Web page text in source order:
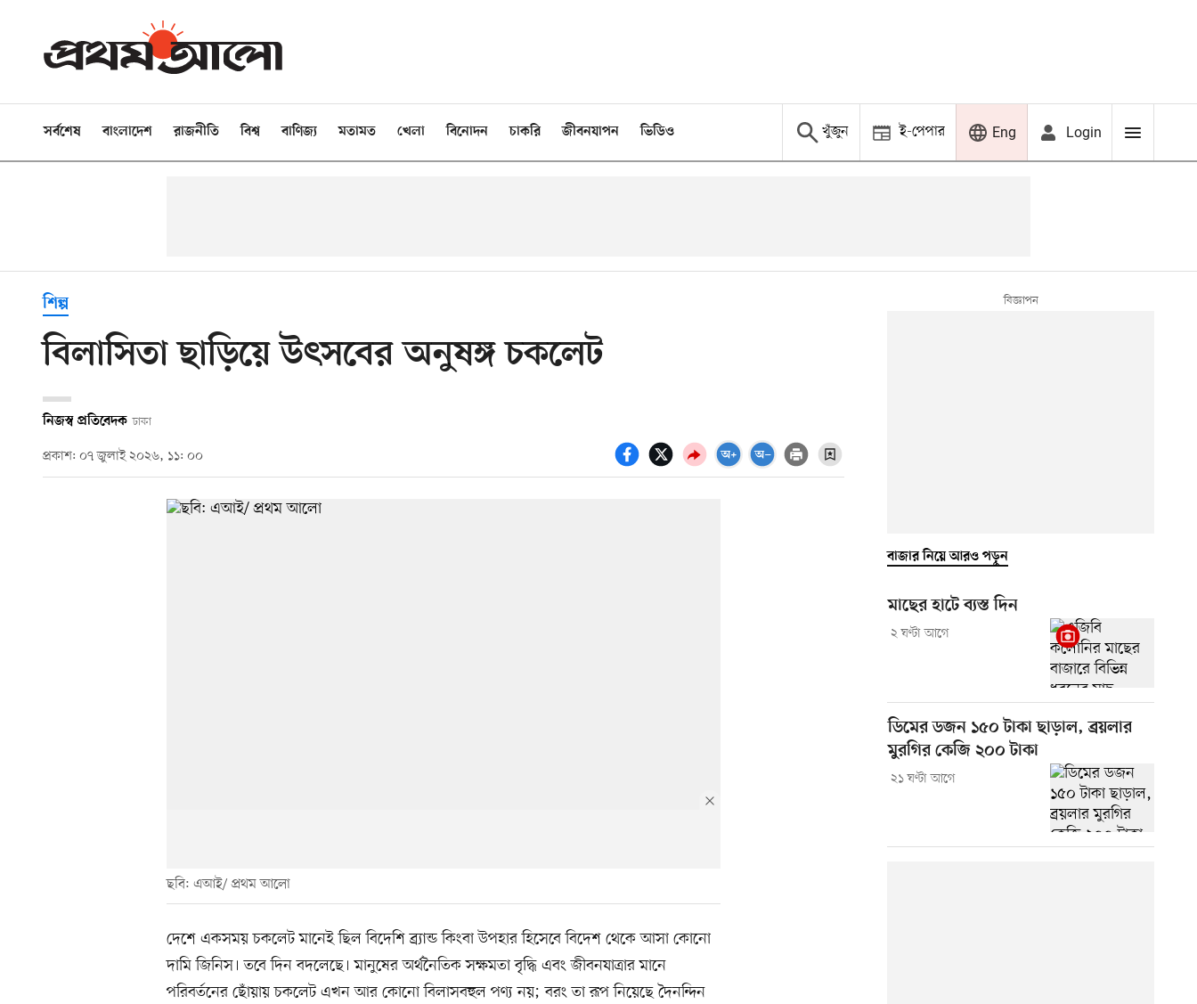
সর্বশেষ বাংলাদেশ রাজনীতি বিশ্ব বাণিজ্য মতামত খেলা বিনোদন চাকরি জীবনযাপন ভিডিও খুঁজুন ই-পেপার Eng Login
শিল্প
বিলাসিতা ছাড়িয়ে উৎসবের অনুষঙ্গ চকলেট
নিজস্ব প্রতিবেদক ঢাকা
প্রকাশ: ০৭ জুলাই ২০২৬, ১১: ০০
ছবি: এআই/ প্রথম আলো
দেশে একসময় চকলেট মানেই ছিল বিদেশি ব্র্যান্ড কিংবা উপহার হিসেবে বিদেশ থেকে আসা কোনো
দামি জিনিস। তবে দিন বদলেছে। মানুষের অর্থনৈতিক সক্ষমতা বৃদ্ধি এবং জীবনযাত্রার মানে
পরিবর্তনের ছোঁয়ায় চকলেট এখন আর কোনো বিলাসবহুল পণ্য নয়; বরং তা রূপ নিয়েছে দৈনন্দিন
বাজার নিয়ে আরও পড়ুন
মাছের হাটে ব্যস্ত দিন
২ ঘণ্টা আগে
ডিমের ডজন ১৫০ টাকা ছাড়াল, ব্রয়লার
মুরগির কেজি ২০০ টাকা
২১ ঘণ্টা আগে